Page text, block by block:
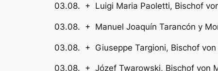
03.08. + Luigi Maria Paoletti,
03.08. + Manuel Joaquín Tarancón
03.08. + Giuseppe
03.08. + Józef Twarowski,